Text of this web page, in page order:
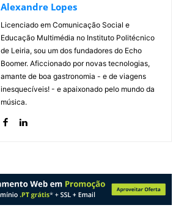
Alexandre Lopes
Licenciado em Comunicação Social e
Educação Multimédia no Instituto Politécnico
de Leiria, sou um dos fundadores do Echo
Boomer. Aficcionado por novas tecnologias,
amante de boa gastronomia - e de viagens
inesquecíveis! - e apaixonado pelo mundo da
música.